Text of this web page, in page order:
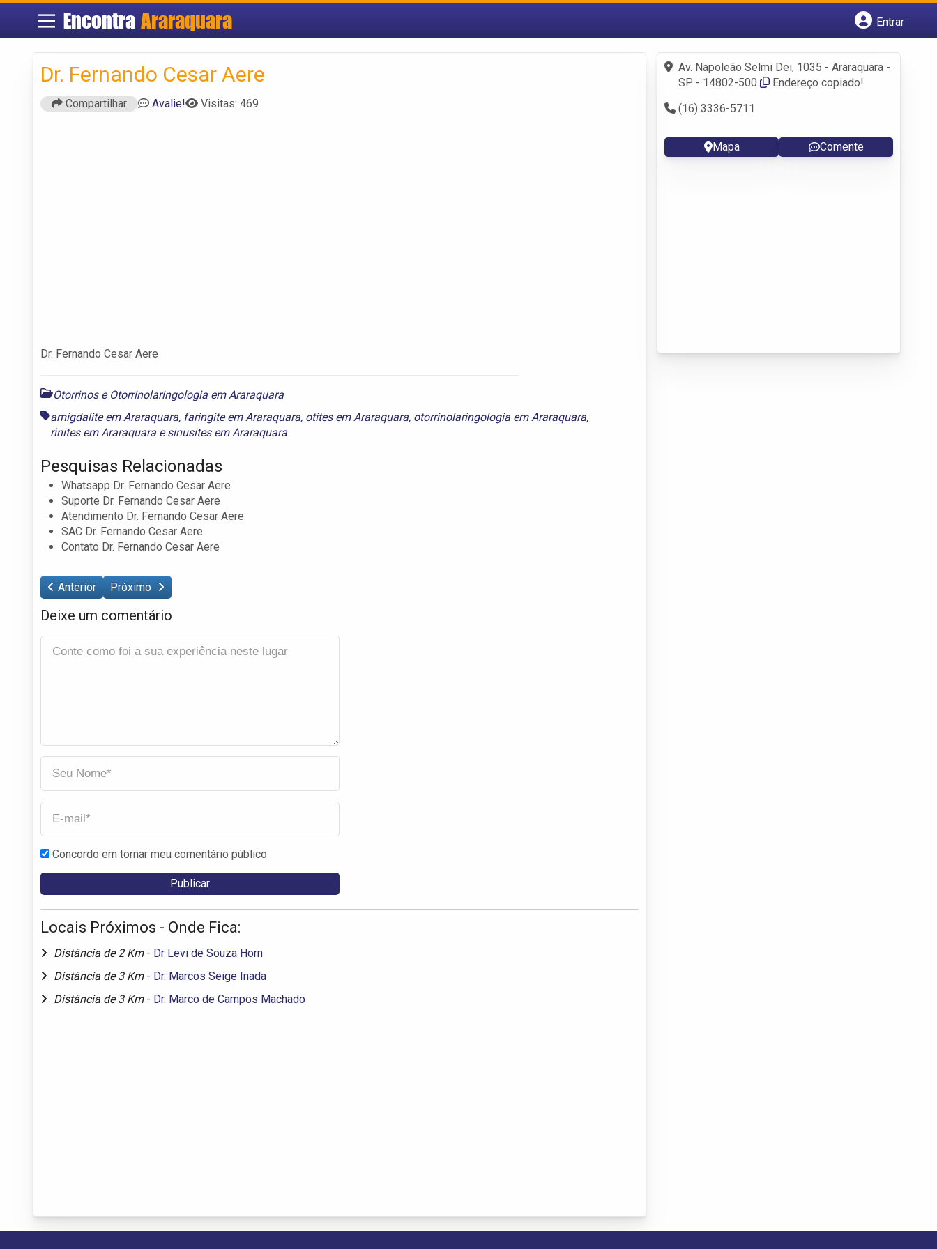
Encontra Araraquara
Entrar
Fazer login
Criar conta
Dr. Fernando Cesar Aere
Compartilhar Avalie! Visitas: 469
Dr. Fernando Cesar Aere
Otorrinos e Otorrinolaringologia em Araraquara
amigdalite em Araraquara, faringite em Araraquara, otites em Araraquara, otorrinolaringologia em Araraquara,
rinites em Araraquara esinusites em Araraquara
Pesquisas Relacionadas
Whatsapp Dr. Fernando Cesar Aere
Suporte Dr. Fernando Cesar Aere
Atendimento Dr. Fernando Cesar Aere
SAC Dr. Fernando Cesar Aere
Contato Dr. Fernando Cesar Aere
Anterior Próximo
Deixe um comentário
Concordo em tornar meu comentário público
Locais Próximos - Onde Fica:
Distância de 2 Km - Dr Levi de Souza Horn
Distância de 3 Km - Dr. Marcos Seige Inada
Distância de 3 Km - Dr. Marco de Campos Machado
Av. Napoleão Selmi Dei, 1035 - Araraquara -
SP - 14802-500
Endereço copiado!
(16) 3336-5711
Mapa Comente